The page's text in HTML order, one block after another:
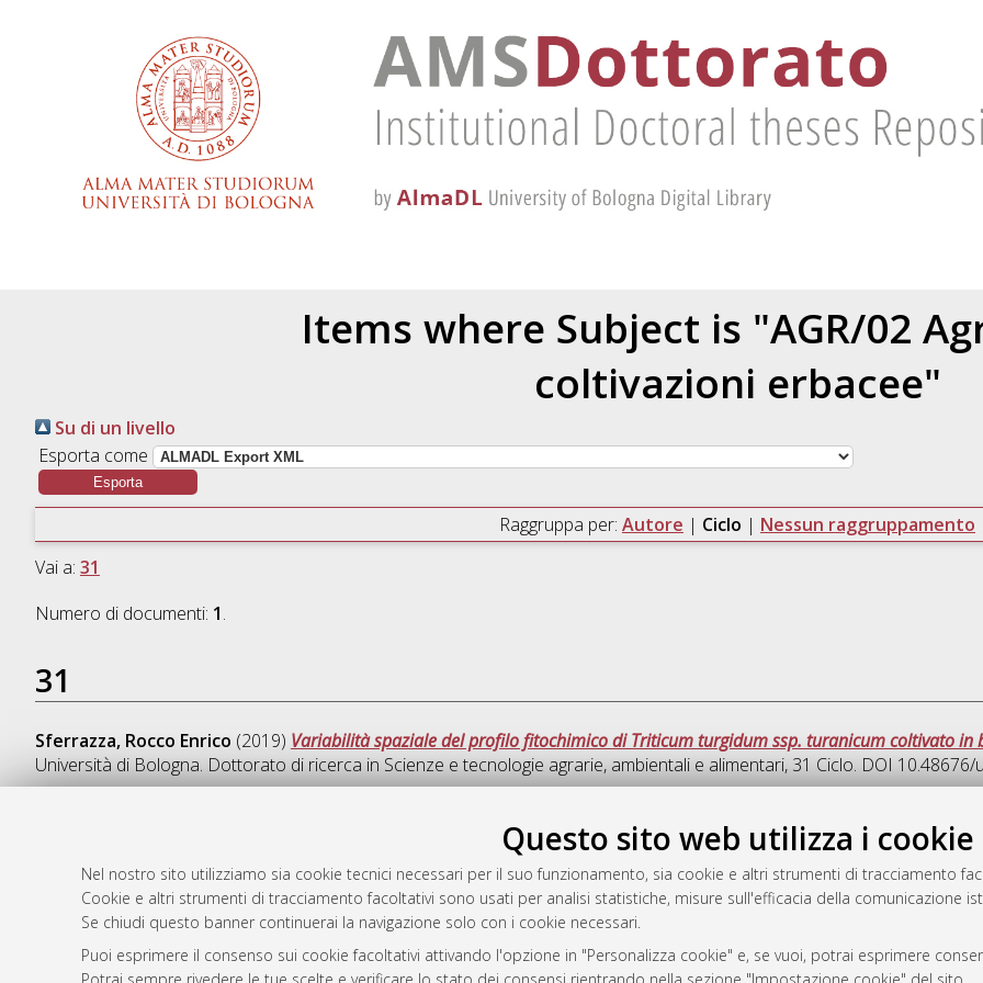
Questo sito web utilizza i cookie
Nel nostro sito utilizziamo sia cookie tecnici necessari per il suo funzionamento, sia cookie e altri strumenti di tracciamento
Cookie e altri strumenti di tracciamento facoltativi sono usati per analisi statistiche, misure sull'efficacia della comunicazione
Se chiudi questo banner continuerai la navigazione solo con i cookie necessari.
Puoi esprimere il consenso sui cookie facoltativi attivando l'opzione in "Personalizza cookie" e, se vuoi, potrai esprimere
Items where Subject is "AGR/02
coltivazioni erbacee"
Su di un livello
Esporta come
Raggruppa per: Autore | Ciclo | Nessun raggruppamento
Vai a: 31
Numero di documenti: 1.
31
Sferrazza, Rocco Enrico (2019) Variabilità spaziale del profilo fitochimico di Triticum turgidum ssp. turanicum coltivato in
Università di Bologna. Dottorato di ricerca in Scienze e tecnologie agrarie, ambientali e alimentari, 31 Ciclo. DOI
Atom
Rss 1.0
Rss 2.0
AMS Dottorato
ISSN: 2038-7946
Servizio implementato e gestito da
Impostazioni Cookie